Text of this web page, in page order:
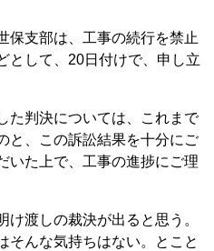
支部は、工事の続行を禁止
として、20日付けで、申し立
判決については、これまで
と、この訴訟結果を十分にご
いた上で、工事の進捗にご理
渡しの裁決が出ると思う。
そんな気持ちはない。とこと